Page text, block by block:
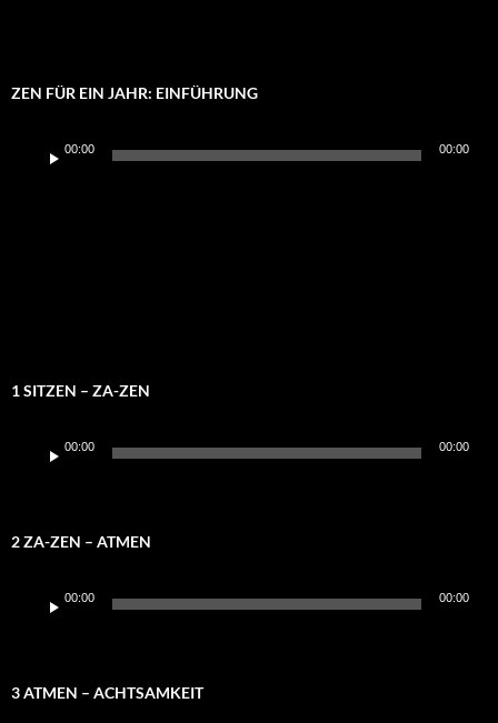
ZEN FÜR EIN JAHR: EINFÜHRUNG
Player
00:00 00:00
1 SITZEN – ZA-ZEN
Player
00:00 00:00
2 ZA-ZEN – ATMEN
Player
00:00 00:00
3 ATMEN – ACHTSAMKEIT